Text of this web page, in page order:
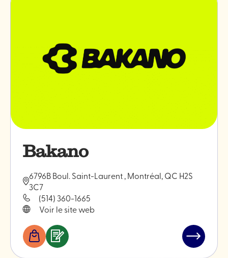
Bakano
6796B Boul. Saint-Laurent , Montréal, QC H2S
3C7
(514) 360-1665
Voir le site web
BoutiquesServices
Lire
l'article